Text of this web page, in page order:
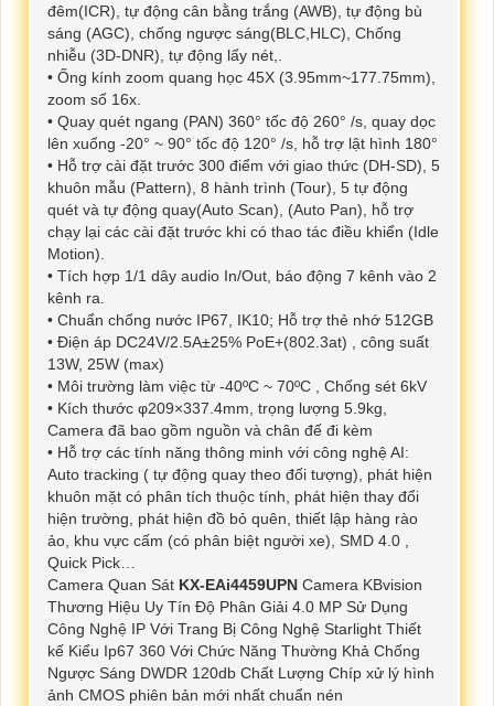
đêm(ICR), tự động cân bằng trắng (AWB), tự động bù
sáng (AGC), chống ngược sáng(BLC,HLC), Chống
nhiễu (3D-DNR), tự động lấy nét,.
• Ống kính zoom quang học 45X (3.95mm~177.75mm),
zoom số 16x.
• Quay quét ngang (PAN) 360° tốc độ 260° /s, quay dọc
lên xuống -20° ~ 90° tốc độ 120° /s, hỗ trợ lật hình 180°
• Hỗ trợ cài đặt trước 300 điểm với giao thức (DH-SD), 5
khuôn mẫu (Pattern), 8 hành trình (Tour), 5 tự động
quét và tự động quay(Auto Scan), (Auto Pan), hỗ trợ
chạy lại các cài đặt trước khi có thao tác điều khiển (Idle
Motion).
• Tích hợp 1/1 dây audio In/Out, báo động 7 kênh vào 2
kênh ra.
• Chuẩn chống nước IP67, IK10; Hỗ trợ thẻ nhớ 512GB
• Điện áp DC24V/2.5A±25% PoE+(802.3at) , công suất
13W, 25W (max)
• Môi trường làm việc từ -40ºC ~ 70ºC , Chống sét 6kV
• Kích thước φ209×337.4mm, trọng lượng 5.9kg,
Camera đã bao gồm nguồn và chân đế đi kèm
• Hỗ trợ các tính năng thông minh với công nghệ AI:
Auto tracking ( tự động quay theo đối tượng), phát hiện
khuôn mặt có phân tích thuộc tính, phát hiện thay đổi
hiện trường, phát hiện đồ bỏ quên, thiết lập hàng rào
ảo, khu vực cấm (có phân biệt người xe), SMD 4.0 ,
Quick Pick…
Camera Quan Sát KX-EAi4459UPN Camera KBvision
Thương Hiệu Uy Tín Độ Phân Giải 4.0 MP Sử Dụng
Công Nghệ IP Với Trang Bị Công Nghệ Starlight Thiết
kế Kiểu Ip67 360 Với Chức Năng Thường Khả Chống
Ngược Sáng DWDR 120db Chất Lượng Chíp xử lý hình
ảnh CMOS phiên bản mới nhất chuẩn nén